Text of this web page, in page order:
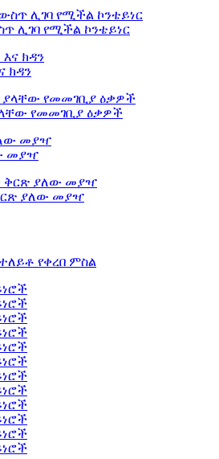
ሊገባ የሚችል ኮንቴይነር
ክዳን
የመመገቢያ ዕቃዎች
መያዣ
ያለው መያዣ